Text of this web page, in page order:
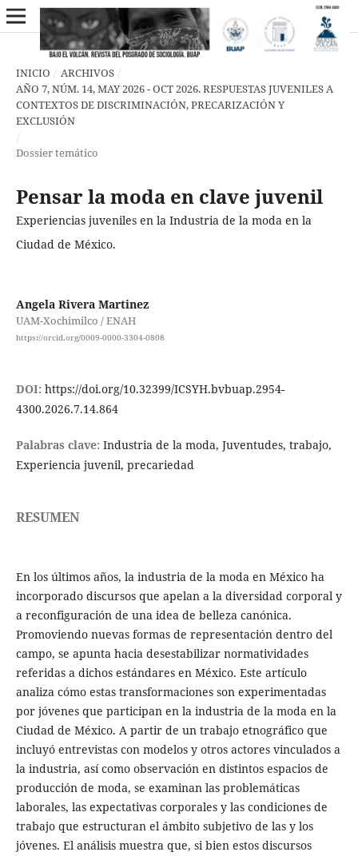
INICIO / ARCHIVOS /
AÑO 7, NÚM. 14, MAY 2026 - OCT 2026. RESPUESTAS JUVENILES A
CONTEXTOS DE DISCRIMINACIÓN, PRECARIZACIÓN Y
EXCLUSIÓN
/
Dossier temático
Pensar la moda en clave juvenil
Experiencias juveniles en la Industria de la moda en la
Ciudad de México.
Angela Rivera Martinez
UAM-Xochimilco / ENAH
https://orcid.org/0009-0000-3304-0808
DOI: https://doi.org/10.32399/ICSYH.bvbuap.2954-
4300.2026.7.14.864
Palabras clave: Industria de la moda, Juventudes, trabajo,
Experiencia juvenil, precariedad
RESUMEN
En los últimos años, la industria de la moda en México ha
incorporado discursos que apelan a la diversidad corporal y
a reconfiguración de una idea de belleza canónica.
Promoviendo nuevas formas de representación dentro del
campo, se apunta hacia desestabilizar normatividades
referidas a dichos estándares en México. Este artículo
analiza cómo estas transformaciones son experimentadas
por jóvenes que participan en la industria de la moda en la
Ciudad de México. A partir de un trabajo etnográfico que
incluyó entrevistas con modelos y otros actores vinculados a
la industria, así como observación en distintos espacios de
producción de moda, se examinan las problemáticas
laborales, las expectativas corporales y las condiciones de
trabajo que estructuran el ámbito subjetivo de las y los
jóvenes. El análisis muestra que, si bien estos discursos